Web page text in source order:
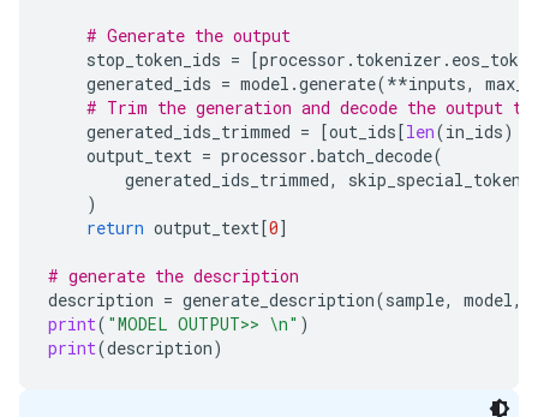
# Generate the output
stop_token_ids = [processor . tokenizer .
generated_ids = model .generate(**inputs,
# Trim the generation and decode the output
generated_ids_trimmed = [out_ids[len(in_ids)
output_text = processor .batch_decode(
generated_ids_trimmed, skip_special_tokens
)
return output_text[0]
# generate the description
description = generate_description(sample, model,
print( "MODEL OUTPUT>> \n" )
print(description)